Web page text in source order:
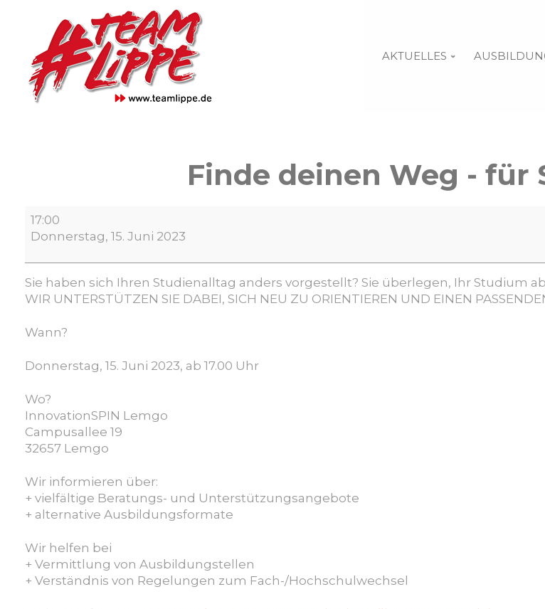
AKTUELLES
Finde deinen Weg - für
Finde
deinen
-
für
Studienzweifler
17:00
Donnerstag, 15. Juni 2023
Sie haben sich Ihren Studienalltag anders vorgestellt? Sie überlegen, Ihr Studium
WIR UNTERSTÜTZEN SIE DABEI, SICH NEU ZU ORIENTIEREN UND EINEN
Wann?
Donnerstag, 15. Juni 2023, ab 17.00 Uhr
Wo?
InnovationSPIN Lemgo
Campusallee 19
32657 Lemgo
Wir informieren über:
+ vielfältige Beratungs- und Unterstützungsangebote
+ alternative Ausbildungsformate
Wir helfen bei
+ Vermittlung von Ausbildungstellen
+ Verständnis von Regelungen zum Fach-/Hochschulwechsel